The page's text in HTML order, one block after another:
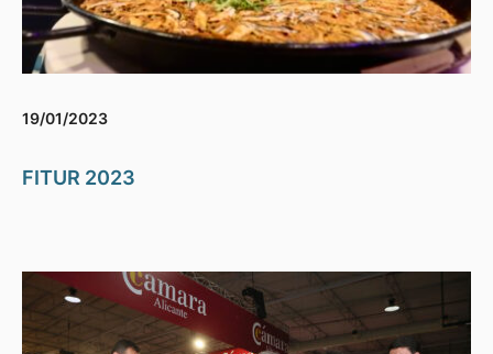
19/01/2023
FITUR 2023